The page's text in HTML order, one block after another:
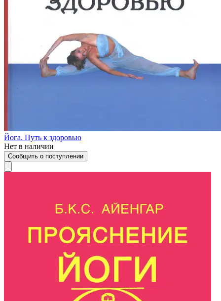
Йога. Путь к здоровью
Нет в наличии
Сообщить о поступлении